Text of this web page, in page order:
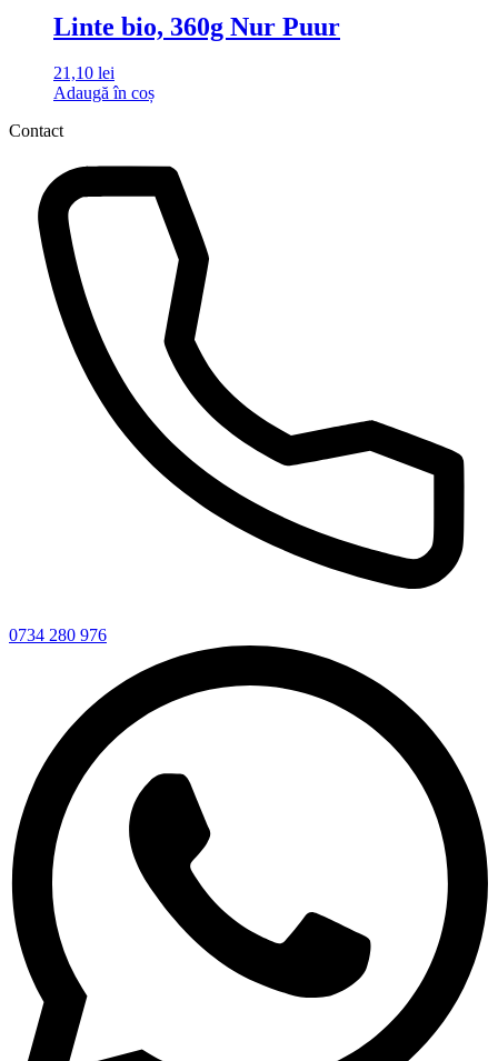
Linte bio, 360g Nur Puur
21,10 lei
Adaugă în coș
Contact
0734 280 976